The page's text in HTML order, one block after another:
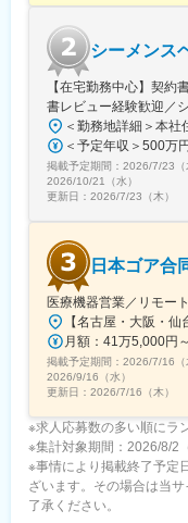
◎希望に応じて1か
てグローバルなス
変更の範囲：会社
シーメンス
【在宅勤務中心】契
書レビュー経験歓迎／
掲載予定期間： 2026/7/23（
2026/10/21（水）
更新日： 2026/7/23（木）
日本ゴア合
医療機器営業／リモー
掲載予定期間： 2026/7/16（
2026/9/16（水）
更新日： 2026/7/16（木）
※求人応募数の多い順にラ
※集計対象期間：2026/8/2
※事情により掲載終了予定
ざいます。その場合は当
了承ください。